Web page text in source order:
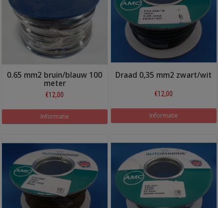
0.65 mm2 bruin/blauw 100
meter
€12,00
Informatie
Draad 0,35 mm2 zwart/wit
€12,00
Informatie